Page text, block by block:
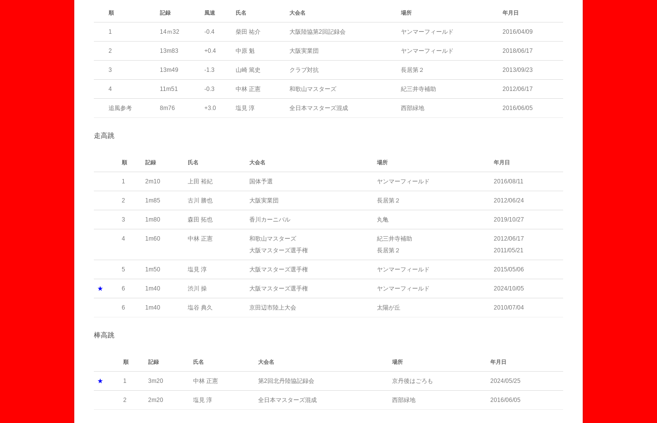
順 記録 風速 氏名 大会名 場所 年月日
1 14ｍ32 -0.4 柴田 祐介 大阪陸協第2回記録会 ヤンマーフィールド 2016/04/09
2 13m83 +0.4 中原 魁 大阪実業団 ヤンマーフィールド 2018/06/17
3 13m49 -1.3 山崎 篤史 クラブ対抗 長居第２ 2013/09/23
4 11m51 -0.3 中林 正憲 和歌山マスターズ 紀三井寺補助 2012/06/17
追風参考 8m76 +3.0 塩見 淳 全日本マスターズ混成 西部緑地 2016/06/05
走高跳
順 記録 氏名 大会名 場所 年月日
1 2m10 上田 裕紀 国体予選 ヤンマーフィールド 2016/08/11
2 1m85 古川 勝也 大阪実業団 長居第２ 2012/06/24
3 1m80 森田 拓也 香川カーニバル 丸亀 2019/10/27
4 1m60 中林 正憲
和歌山マスターズ
大阪マスターズ選手権
紀三井寺補助
長居第２
2012/06/17
2011/05/21
5 1m50 塩見 淳 大阪マスターズ選手権 ヤンマーフィールド 2015/05/06
★ 6 1m40 渋川 操 大阪マスターズ選手権 ヤンマーフィールド 2024/10/05
6 1m40 塩谷 典久 京田辺市陸上大会 太陽が丘 2010/07/04
棒高跳
順 記録 氏名 大会名 場所 年月日
★ 1 3m20 中林 正憲 第2回北丹陸協記録会 京丹後はごろも 2024/05/25
2 2m20 塩見 淳 全日本マスターズ混成 西部緑地 2016/06/05